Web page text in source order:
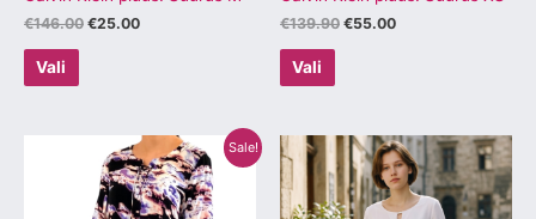
€146.00 €25.00
Vali
€139.90 €55.00
Vali
Sale!
hind
oli:
€129.90.
Praegune
hind
on:
€39.00.
Sellel
tootel
on
Sellel
tootel
on